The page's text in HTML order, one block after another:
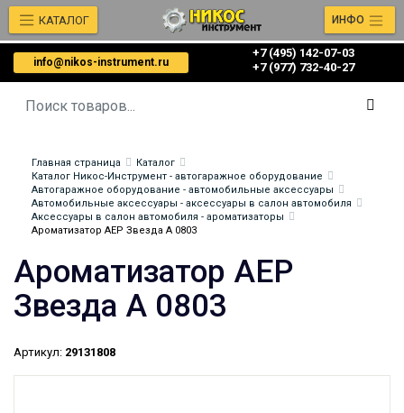
info@nikos-instrument.ru
+7 (495) 142-07-03
‎‎+7 (977) 732-40-27
КАТАЛОГ ИНФО
Главная страница
Каталог
Каталог Никос-Инструмент - автогаражное оборудование
Автогаражное оборудование - автомобильные аксессуары
Автомобильные аксессуары - аксессуары в салон автомобиля
Аксессуары в салон автомобиля - ароматизаторы
Ароматизатор АЕР Звезда А 0803
Ароматизатор АЕР
Звезда А 0803
Артикул: 29131808